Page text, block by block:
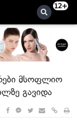
12+
მსოფლიო
გავიდა